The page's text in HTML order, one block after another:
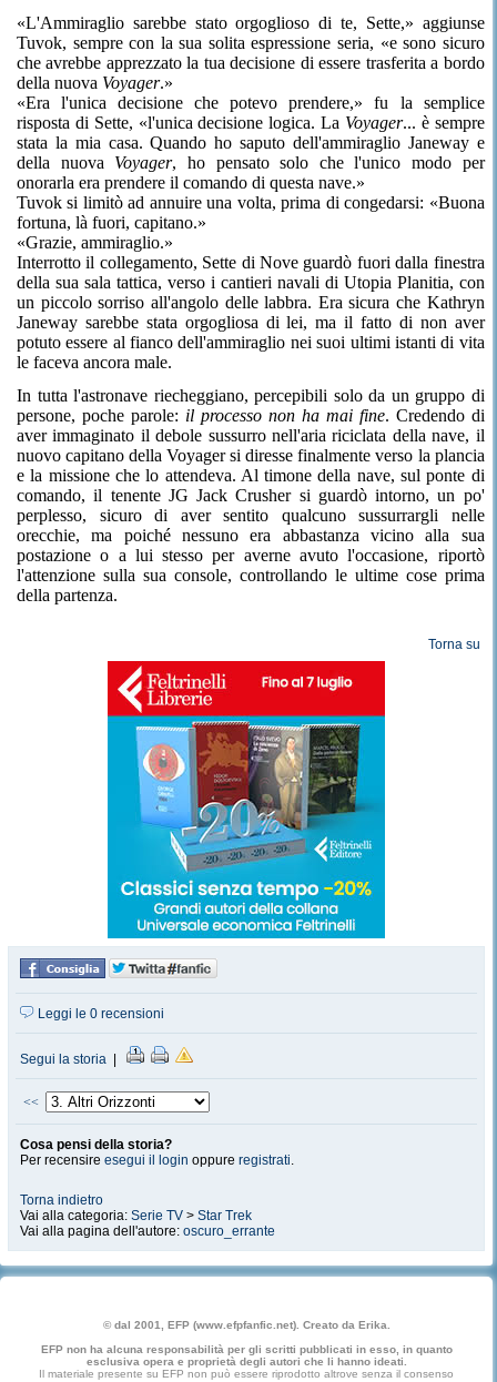
«L'Ammiraglio sarebbe stato orgoglioso di te, Sette,» aggiunse
Tuvok, sempre con la sua solita espressione seria, «e sono sicuro
che avrebbe apprezzato la tua decisione di essere trasferita a bordo
della nuova Voyager.»
«Era l'unica decisione che potevo prendere,» fu la semplice
risposta di Sette, «l'unica decisione logica. La Voyager... è sempre
stata la mia casa. Quando ho saputo dell'ammiraglio Janeway e
della nuova Voyager, ho pensato solo che l'unico modo per
onorarla era prendere il comando di questa nave.»
Tuvok si limitò ad annuire una volta, prima di congedarsi: «Buona
fortuna, là fuori, capitano.»
«Grazie, ammiraglio.»
Interrotto il collegamento, Sette di Nove guardò fuori dalla finestra
della sua sala tattica, verso i cantieri navali di Utopia Planitia, con
un piccolo sorriso all'angolo delle labbra. Era sicura che Kathryn
Janeway sarebbe stata orgogliosa di lei, ma il fatto di non aver
potuto essere al fianco dell'ammiraglio nei suoi ultimi istanti di vita
le faceva ancora male.
In tutta l'astronave riecheggiano, percepibili solo da un gruppo di
persone, poche parole: il processo non ha mai fine. Credendo di
aver immaginato il debole sussurro nell'aria riciclata della nave, il
nuovo capitano della Voyager si diresse finalmente verso la plancia
e la missione che lo attendeva. Al timone della nave, sul ponte di
comando, il tenente JG Jack Crusher si guardò intorno, un po'
perplesso, sicuro di aver sentito qualcuno sussurrargli nelle
orecchie, ma poiché nessuno era abbastanza vicino alla sua
postazione o a lui stesso per averne avuto l'occasione, riportò
l'attenzione sulla sua console, controllando le ultime cose prima
della partenza.
Torna su
Leggi le 0 recensioni
Segui la storia
<<
Cosa pensi della storia?
Per recensire esegui il login oppure registrati.
Torna indietro
Vai alla categoria: Serie TV > Star Trek
Vai alla pagina dell'autore: oscuro_errante
© dal 2001, EFP (www.efpfanfic.net). Creato da Erika.
EFP non ha alcuna responsabilità per gli scritti pubblicati in esso, in quanto
esclusiva opera e proprietà degli autori che li hanno ideati.
Il materiale presente su EFP non può essere riprodotto altrove senza il consenso